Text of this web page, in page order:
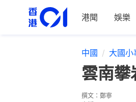
港聞 娛樂
中國 大國小
雲南
撰文： 鄭寧